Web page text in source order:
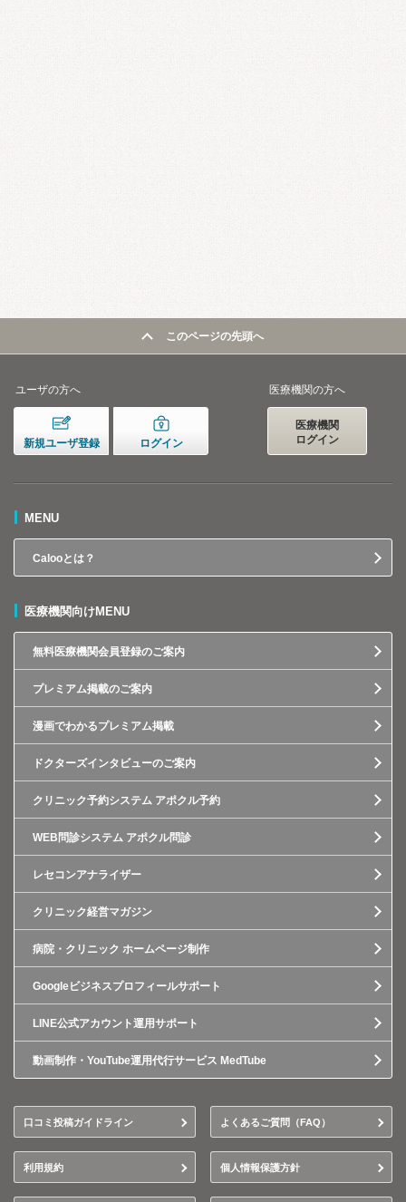
このページの先頭へ
ユーザの方へ
新規ユーザ登録 ログイン
医療機関の方へ
医療機関
ログイン
MENU
Calooとは？
医療機関向けMENU
無料医療機関会員登録のご案内
プレミアム掲載のご案内
漫画でわかるプレミアム掲載
ドクターズインタビューのご案内
クリニック予約システム アポクル予約
WEB問診システム アポクル問診
レセコンアナライザー
クリニック経営マガジン
病院・クリニック ホームページ制作
Googleビジネスプロフィールサポート
LINE公式アカウント運用サポート
動画制作・YouTube運用代行サービス MedTube
口コミ投稿ガイドライン よくあるご質問（FAQ）
利用規約 個人情報保護方針